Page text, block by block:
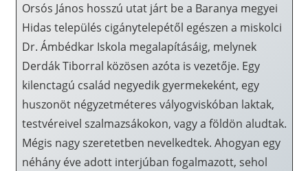
Orsós János hosszú utat járt be a Baranya megyei
Hidas település cigánytelepétől egészen a miskolci
Dr. Ámbédkar Iskola megalapításáig, melynek
Derdák Tiborral közösen azóta is vezetője. Egy
kilenctagú család negyedik gyermekeként, egy
huszonöt négyzetméteres vályogviskóban laktak,
testvéreivel szalmazsákokon, vagy a földön aludtak.
Mégis nagy szeretetben nevelkedtek. Ahogyan egy
néhány éve adott interjúban fogalmazott, sehol